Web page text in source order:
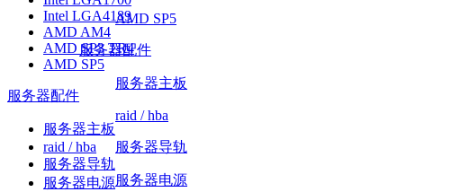
AMD SP5
服务器配件
服务器主板
raid / hba
服务器导轨
服务器电源
Intel LGA4189
AMD AM4
AMD SP3 TR4
AMD SP5
服务器配件
服务器主板
raid / hba
服务器导轨
服务器电源